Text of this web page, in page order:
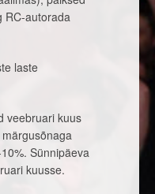
RC-autorada
laste
veebruari kuus
Sünnipäeva
kuusse.